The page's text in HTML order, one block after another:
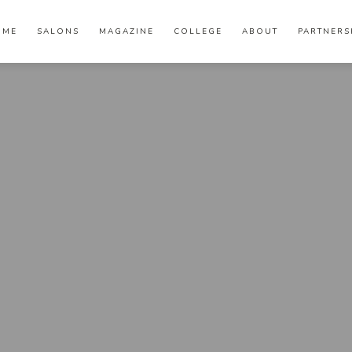
SALONS MAGAZINE COLLEGE ABOUT